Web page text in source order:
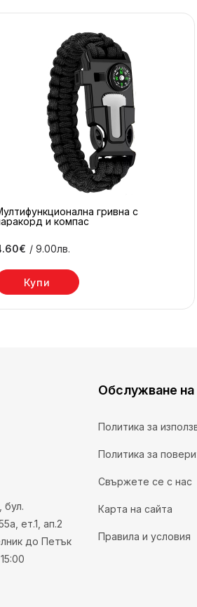
/ 9.00лв.
гривна с
и компас
Купи
ет.1, ап.2
до Петък
Обслужване на
Политика за
Политика за
Свържете се с нас
Карта на сайта
Правила и условия